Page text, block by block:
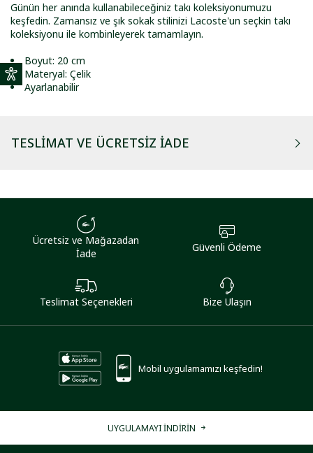
Günün her anında kullanabileceğiniz takı koleksiyonumuzu
keşfedin. Zamansız ve şık sokak stilinizi Lacoste'un seçkin takı
koleksiyonu ile kombinleyerek tamamlayın.
Boyut: 20 cm
Materyal: Çelik
Ayarlanabilir
TESLIMAT VE ÜCRETSIZ İADE
Ücretsiz ve Mağazadan
İade
Güvenli Ödeme
Teslimat Seçenekleri Bize Ulaşın
Mobil uygulamamızı keşfedin!
UYGULAMAYI İNDİRİN